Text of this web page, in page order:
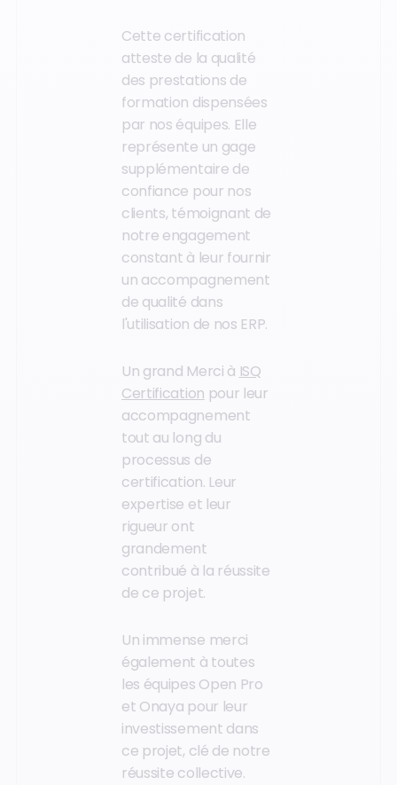
Cette certification
atteste de la qualité
des prestations de
formation dispensées
par nos équipes. Elle
représente un gage
supplémentaire de
confiance pour nos
clients, témoignant de
notre engagement
constant à leur fournir
un accompagnement
de qualité dans
l'utilisation de nos ERP.
Un grand Merci à ISQ
Certification pour leur
accompagnement
tout au long du
processus de
certification. Leur
expertise et leur
rigueur ont
grandement
contribué à la réussite
de ce projet.
Un immense merci
également à toutes
les équipes Open Pro
et Onaya pour leur
investissement dans
ce projet, clé de notre
réussite collective.